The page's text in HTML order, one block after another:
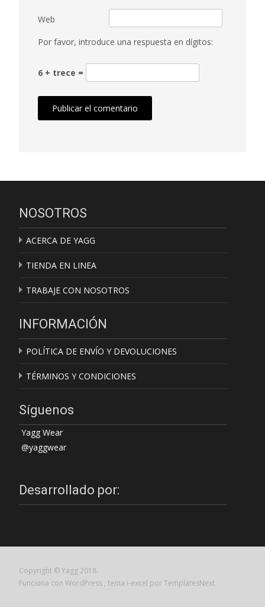
Web
Por favor, introduce una respuesta en dígitos:
6 + trece =
NOSOTROS
ACERCA DE YAGG
TIENDA EN LINEA
TRABAJE CON NOSOTROS
INFORMACIÓN
POLÍTICA DE ENVÍO Y DEVOLUCIONES
TÉRMINOS Y CONDICIONES
Síguenos
Yagg Wear
@yaggwear
Desarrollado por:
Copyright © Yagg 2018.
Funciona con WordPress , tema i-excel por TemplatesNext.